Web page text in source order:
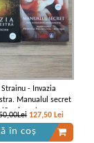
Strainu - Invazia
Manualul secret
(2 volume)127,50 Lei
în coș